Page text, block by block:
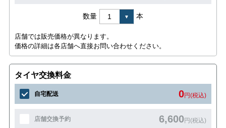
数量 本
店舗では販売価格が異なります。
価格の詳細は各店舗へ直接お問い合わせください。
タイヤ交換料金
自宅配送 0円(税込)
店舗交換予約 6,600円(税込)